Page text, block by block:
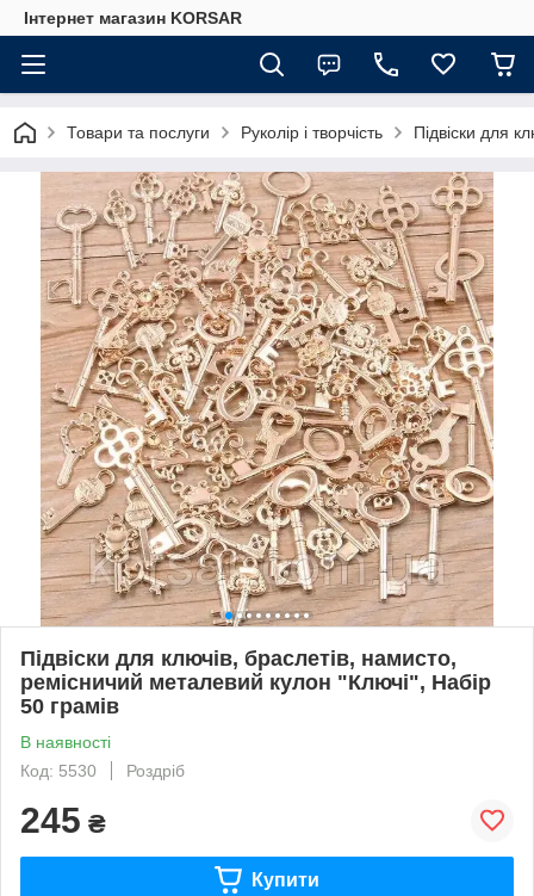
Iнтернет магазин KORSAR
Товари та послуги Руколір і творчість Підвіски для
Підвіски для ключів, браслетів, намисто,
ремісничий металевий кулон "Ключі", Набір
50 грамів
В наявності
Код: 5530
Роздріб
245 ₴
Купити